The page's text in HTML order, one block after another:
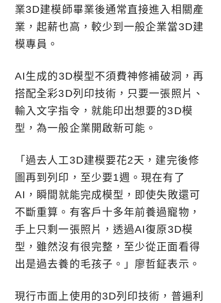
業3D建模師畢業後通常直接進入相關產
業，起薪也高，較少到一般企業當3D建
模專員。
AI生成的3D模型不須費神修補破洞，再
搭配全彩3D列印技術，只要一張照片、
輸入文字指令，就能印出想要的3D模
型，為一般企業開啟新可能。
「過去人工3D建模要花2天，建完後修
圖再到列印，至少要1週。現在有了
AI，瞬間就能完成模型，即使失敗還可
不斷重算。有客戶十多年前養過寵物，
手上只剩一張照片，透過AI復原3D模
型，雖然沒有很完整，至少從正面看得
出是過去養的毛孩子。」廖哲鉦表示。
現行市面上使用的3D列印技術，普遍利